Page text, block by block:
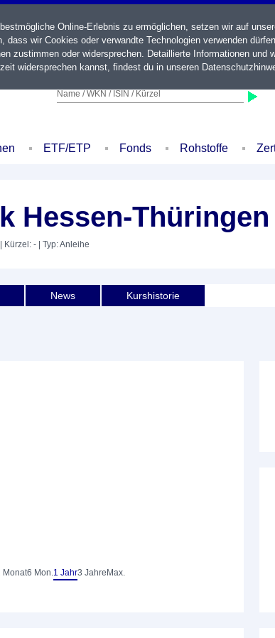
Name / WKN / ISIN / Kürzel
ETF/ETP Fonds Rohstoffe
Hessen-
| Kürzel: - | Typ: Anleihe
News Kurshistorie
Monat6 Mon.1 Jahr3 Jahre Max.
Online-Erlebnis zu ermöglichen, setzen wir auf
wir Cookies oder verwandte Technologien verwenden
zustimmen oder widersprechen. Detaillierte Informationen und
widersprechen kannst, findest du in unseren